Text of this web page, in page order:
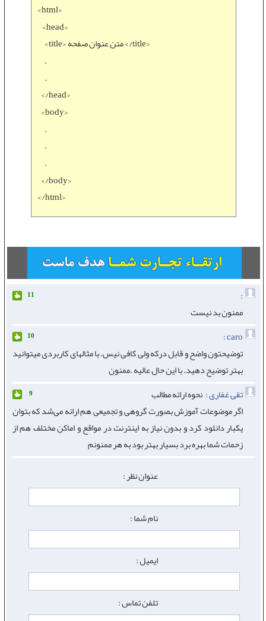
<html>
<head>
<title> متن عنوان صفحه </title>
.
.
</head>
<body>
.
.
.
</body>
</html>
:
11
ممنون بد نیست
caro :
10
توضیحتون واضح و قابل درکه ولی کافی نیس. با مثالهای کاربردی میتوانید
بهتر توضیح دهید. با این حال عالیه .ممنون
تقی غفاری : نحوه ارائه مطالب 9
اگر موضوعات آموزش بصورت گروهی و تجمیعی هم ارائه می‌شد که بتوان
یکبار دانلود کرد و بدون نیاز به اینترنت در مواقع و اماکن مختلف هم از
زحمات شما بهره برد بسیار بهتر بود به هر ممنونم
عنوان نظر :
نام شما :
ایمیل :
تلفن تماس :